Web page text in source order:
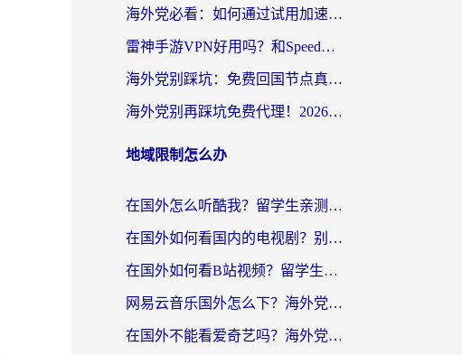
海外党必看：如何通过试用加速器解决国内APP地区限制？附2026最新对比测评
雷神手游VPN好用吗？和SpeedCN VPN对比哪个回国效果更好？海外党亲测3款加速器+避坑指南
海外党别踩坑：免费回国节点真的靠谱吗？教你选对加速器无缝访问国内资源
海外党别再踩坑免费代理！2026回国加速器全攻略：从选线到避坑，无缝访问国内资源
地域限制怎么办
在国外怎么听酷我？留学生亲测：用对加速器就能畅听国内音乐听书
在国外如何看国内的电视剧？别让地域限制成为追剧路上的绊脚石
在国外如何看B站视频？留学生亲测有效的回国加速器选择指南
网易云音乐国外怎么下？海外党亲测有效的回国加速器指南
在国外不能看爱奇艺吗？海外党追剧必看的回国加速器选择指南